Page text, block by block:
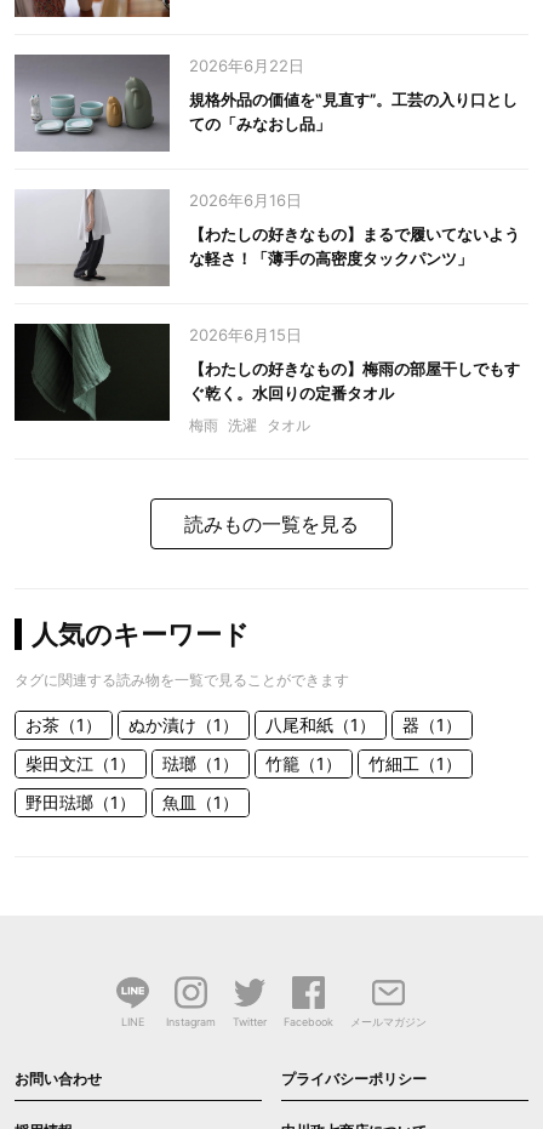
2026年6月22日
規格外品の価値を‟見直す”。工芸の入り口とし
ての「みなおし品」
2026年6月16日
【わたしの好きなもの】まるで履いてないよう
な軽さ！「薄手の高密度タックパンツ」
2026年6月15日
【わたしの好きなもの】梅雨の部屋干しでもす
ぐ乾く。水回りの定番タオル
梅雨 洗濯 タオル
読みもの一覧を見る
人気のキーワード
タグに関連する読み物を一覧で見ることができます
お茶（1） ぬか漬け（1） 八尾和紙（1）
器（1）
柴田文江（1）
琺瑯（1） 竹籠（1）
竹細工（1）
野田琺瑯（1）
魚皿（1）
LINE Instagram Twitter Facebook メールマガジン
お問い合わせ プライバシーポリシー